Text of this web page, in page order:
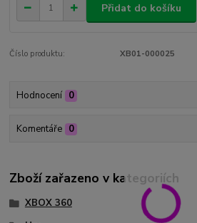
Přidat do košíku
Číslo produktu: XB01-000025
Hodnocení 0
Komentáře 0
Zboží zařazeno v kategoriích
XBOX 360